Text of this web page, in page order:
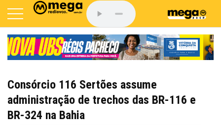
Consórcio 116 Sertões assume
administração de trechos das BR-116 e
BR-324 na Bahia